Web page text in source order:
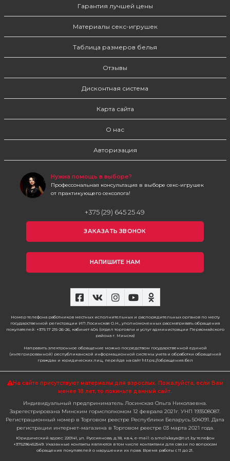
Гарантия лучшей цены
Материалы секс-игрушек
Таблица размеров белья
Отзывы
Дисконтная система
Карта сайта
О нас
Авторизация
Нужна помощь в выборе?
Профессональная консультация в выборе секс-игрушек
от практикующего сексолога!
+375 (29) 645 25 49
ЗАКАЗАТЬ ЗВОНОК
НАПИШИТЕ НАМ
Номер телефона работников местных исполнительных и распорядительных органов по месту
государственной регистрации ИП Лосинская О.Н., уполномоченных рассматривать обращения
покупателей: +375 17 215-26-26, кабинет 404 (отдел торговли и услуг администрации Первомайского
района г. Минска)
Направить электронное обращение можно посредством государственной единой
(интегрированной) республиканской информационной системы учета и обработки обращений
граждан и юридических лиц, перейдя на сайт https://обращения.бел
На сайте присутствуют материалы для взрослых. Пожалуйста, если Вам
менее 18 лет, то покиньте данный сайт.
Индивидуальный предприниматель Лосинская Ольга Николаевна.
Зарегестрирована Минским горисполкомом 12 февраля 2021г. УНП 193508087.
Регистрационный номер в Торговом реестре Республики Беларусь 504091. Дата
регистрации интернет-магазина в Торговом реестре 03 марта 2021 года.
Юридический адрес: 220141, ул. Руссиянова, д.18, кв.4, e-mail: o.smolskaya@tut.by телефон
+375296452549. Указанные контакты являются в том числе контактами для связи по вопросам
обращения покупателей о нарушении их прав. Время работы с 11 до 21.